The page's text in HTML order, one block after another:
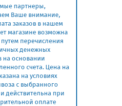
партнеры,
Ваше внимание,
заказов в нашем
магазине возможна
перечисления
денежных
на основании
счета. Цена на
на условиях
с выбранного
действительна при
оплате